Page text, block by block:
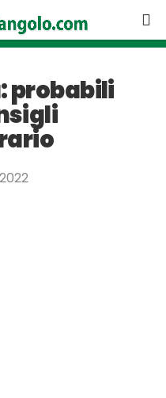
probabili